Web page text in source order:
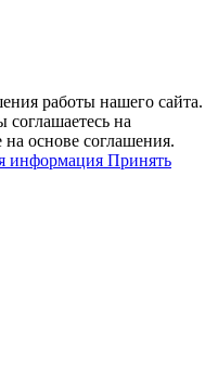
работы нашего сайта.
на
основе соглашения.
информация Принять